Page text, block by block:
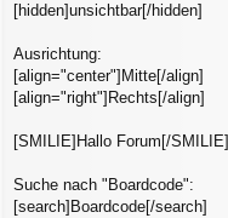
[hidden]unsichtbar[/hidden]
Ausrichtung:
[align="center"]Mitte[/align]
[align="right"]Rechts[/align]
[SMILIE]Hallo Forum[/SMILIE]
Suche nach "Boardcode":
[search]Boardcode[/search]